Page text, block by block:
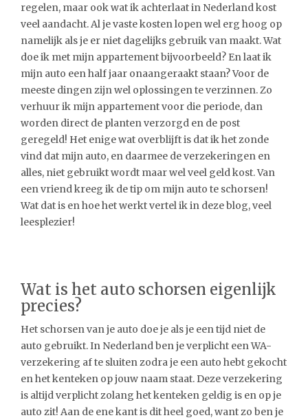
regelen, maar ook wat ik achterlaat in Nederland kost
veel aandacht. Al je vaste kosten lopen wel erg hoog op
namelijk als je er niet dagelijks gebruik van maakt. Wat
doe ik met mijn appartement bijvoorbeeld? En laat ik
mijn auto een half jaar onaangeraakt staan? Voor de
meeste dingen zijn wel oplossingen te verzinnen. Zo
verhuur ik mijn appartement voor die periode, dan
worden direct de planten verzorgd en de post
geregeld! Het enige wat overblijft is dat ik het zonde
vind dat mijn auto, en daarmee de verzekeringen en
alles, niet gebruikt wordt maar wel veel geld kost. Van
een vriend kreeg ik de tip om mijn auto te schorsen!
Wat dat is en hoe het werkt vertel ik in deze blog, veel
leesplezier!
Wat is het auto schorsen eigenlijk
precies?
Het schorsen van je auto doe je als je een tijd niet de
auto gebruikt. In Nederland ben je verplicht een WA-
verzekering af te sluiten zodra je een auto hebt gekocht
en het kenteken op jouw naam staat. Deze verzekering
is altijd verplicht zolang het kenteken geldig is en op je
auto zit! Aan de ene kant is dit heel goed, want zo ben je